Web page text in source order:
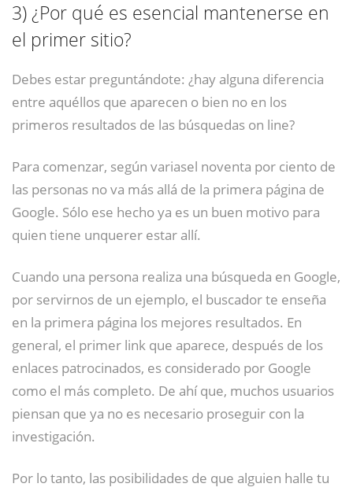
3)¿Por qué es esencial mantenerse en
el primer sitio?
Debes estar preguntándote: ¿hay alguna diferencia
entre aquéllos que aparecen o bien no en los
primeros resultados de las búsquedas on line?
Para comenzar, según variasel noventa por ciento de
las personas no va más allá de la primera página de
Google. Sólo ese hecho ya es un buen motivo para
quien tiene unquerer estar allí.
Cuando una persona realiza una búsqueda en Google,
por servirnos de un ejemplo, el buscador te enseña
en la primera página los mejores resultados. En
general, el primer link que aparece, después de los
enlaces patrocinados, es considerado por Google
como el más completo. De ahí que, muchos usuarios
piensan que ya no es necesario proseguir con la
investigación.
Por lo tanto, las posibilidades de que alguien halle tu